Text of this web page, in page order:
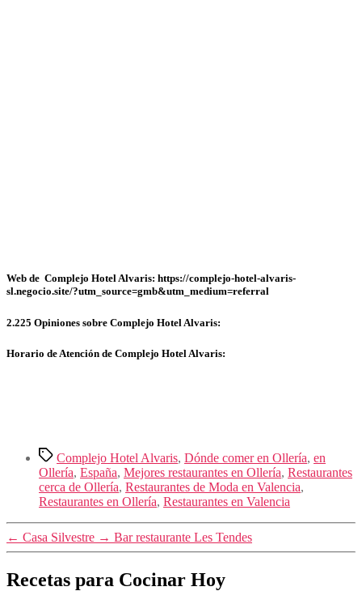
Web de Complejo Hotel Alvaris: https://complejo-hotel-alvaris-
sl.negocio.site/?utm_source=gmb&utm_medium=referral
2.225 Opiniones sobre Complejo Hotel Alvaris:
Horario de Atención de Complejo Hotel Alvaris:
Etiquetas
Complejo Hotel Alvaris, Dónde comer en Ollería, en
Ollería, España, Mejores restaurantes en Ollería, Restaurantes
cerca de Ollería, Restaurantes de Moda en Valencia,
Restaurantes en Ollería, Restaurantes en Valencia
← Casa Silvestre → Bar restaurante Les Tendes
Recetas para Cocinar Hoy